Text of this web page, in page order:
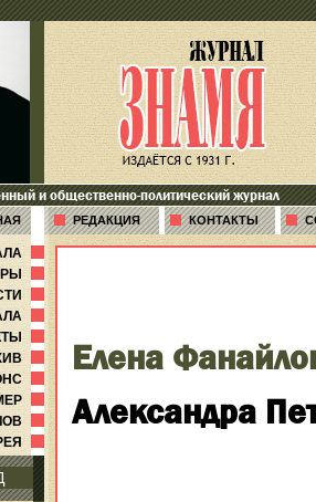
и общественно-политический журнал
РЕДАКЦИЯ КОНТАКТЫ
Елена
Александра